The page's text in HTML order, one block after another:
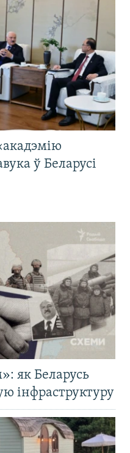
ў Беларусі
як Беларусь
інфраструктуру